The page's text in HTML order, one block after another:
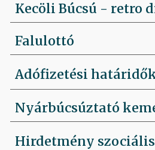
Kecöli Búcsú - retro
Falulottó
Adófizetési
Nyárbúcsúztató
Hirdetmény